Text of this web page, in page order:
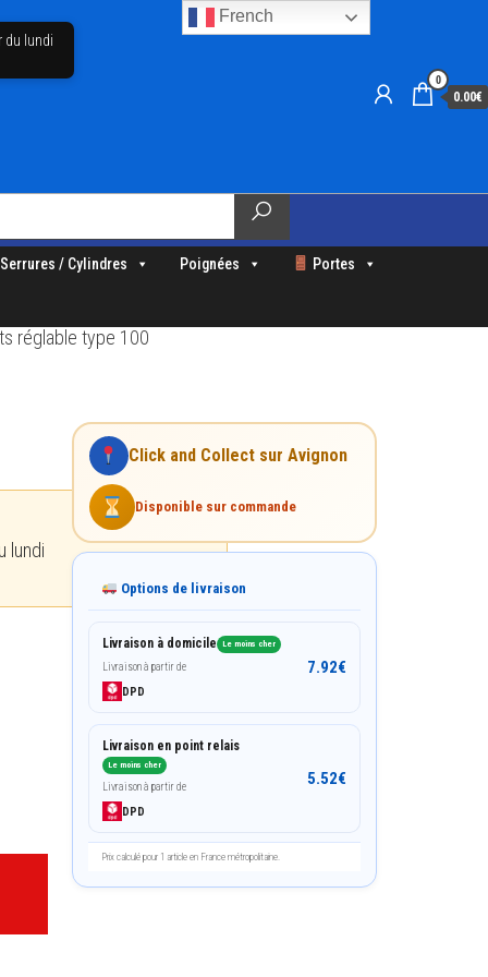
0
0.00€
du lundi
Serrures / Cylindres Poignées Portes
réglable type 100
Click and Collect sur Avignon
Disponible sur commande
Options de livraison
Livraison à domicile Le moins cher
Livraison à partir de
DPD
7.92€
Livraison en point relais
Le moins cher
Livraison à partir de
DPD
5.52€
Prix calculé pour 1 article en France métropolitaine.
lundi
French